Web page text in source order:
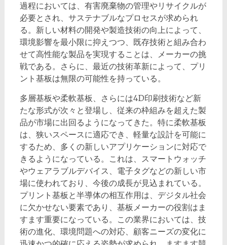
過程においては、有害廃棄物の管理やリサイクルが
必要とされ、サステナブルなプロセスが求められ
る。新しい材料の開発や製造技術の向上によって、
環境影響を最小限に抑えつつ、既存技術と組み合わ
せて高性能な製品を実現することは、メーカーの挑
戦である。さらに、最近の技術革新によって、プリ
ント基板は無限の可能性を持っている。
多層基板や柔軟基板、さらには4D印刷技術など新
たな形式が次々と登場し、従来の枠組みを超えた製
品が市場に出回るようになってきた。特に柔軟基板
は、狭いスペースに適応でき、軽量な設計を可能に
するため、多くの新しいアプリケーションに対応で
きるようになっている。これは、スマートウォッチ
やウェアラブルデバイス、電子タグなどの新しい市
場に使われており、今後の成長が見込まれている。
プリント基板と半導体の相互作用は、デジタル社会
に欠かせない要素であり、基板メーカーの役割はま
すます重要になっている。この業界においては、技
術の進化、環境問題への対応、顧客ニーズの変化に